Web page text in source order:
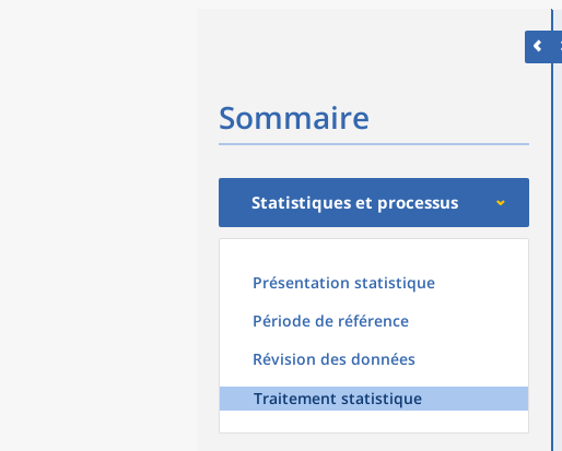
Sommaire
Statistiques et processus
Présentation statistique
Période de référence
Révision des données
Traitement statistique